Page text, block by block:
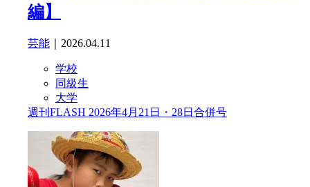
編】
芸能 ｜2026.04.11
学校
同級生
大学
週刊FLASH 2026年4月21日・28日合併号